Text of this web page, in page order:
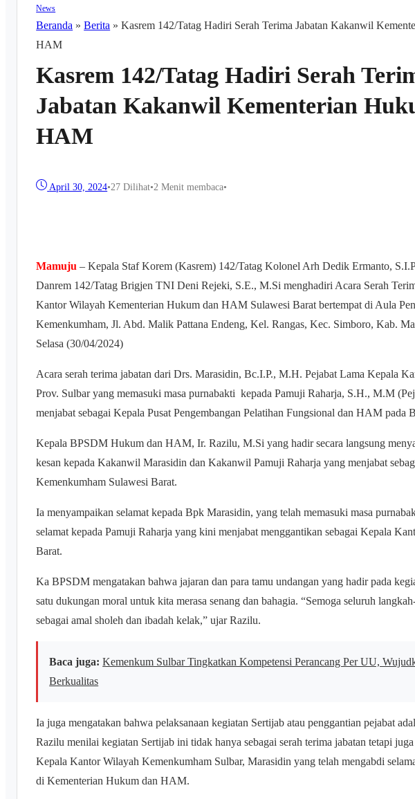
News
Beranda »Berita »Kasrem 142/Tatag Hadiri Serah Terima Jabatan Kakanwil
HAM
Kasrem 142/Tatag Hadiri Serah
Jabatan Kakanwil Kementerian
HAM
April 30, 2024•27Dilihat•2 Menit membaca•
Mamuju – Kepala Staf Korem (Kasrem) 142/Tatag Kolonel Arh Dedik Ermanto,
Danrem 142/Tatag Brigjen TNI Deni Rejeki, S.E., M.Si menghadiri Acara Serah
Kantor Wilayah Kementerian Hukum dan HAM Sulawesi Barat bertempat di Aula
Kemenkumham, Jl. Abd. Malik Pattana Endeng, Kel. Rangas, Kec. Simboro, Kab.
Selasa (30/04/2024)
Acara serah terima jabatan dari Drs. Marasidin, Bc.I.P., M.H. Pejabat Lama Kepala
Prov. Sulbar yang memasuki masa purnabakti kepada Pamuji Raharja, S.H., M.M
menjabat sebagai Kepala Pusat Pengembangan Pelatihan Fungsional dan HAM pada
Kepala BPSDM Hukum dan HAM, Ir. Razilu, M.Si yang hadir secara langsung
kesan kepada Kakanwil Marasidin dan Kakanwil Pamuji Raharja yang menjabat
Kemenkumham Sulawesi Barat.
Ia menyampaikan selamat kepada Bpk Marasidin, yang telah memasuki masa
selamat kepada Pamuji Raharja yang kini menjabat menggantikan sebagai Kepala
Barat.
Ka BPSDM mengatakan bahwa jajaran dan para tamu undangan yang hadir pada
satu dukungan moral untuk kita merasa senang dan bahagia. “Semoga seluruh
sebagai amal sholeh dan ibadah kelak,” ujar Razilu.
Baca juga: Kemenkum Sulbar Tingkatkan Kompetensi Perancang Per UU,
Berkualitas
Ia juga mengatakan bahwa pelaksanaan kegiatan Sertijab atau penggantian pejabat
Razilu menilai kegiatan Sertijab ini tidak hanya sebagai serah terima jabatan tetapi
Kepala Kantor Wilayah Kemenkumham Sulbar, Marasidin yang telah mengabdi
di Kementerian Hukum dan HAM.